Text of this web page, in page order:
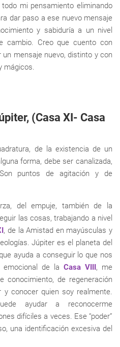
mi pensamiento eliminando
dar paso a ese nuevo mensaje
y sabiduría a un nivel
cambio. Creo que cuento con
mensaje nuevo, distinto y con
mágicos.
(Casa XI- Casa
de la existencia de un
forma, debe ser canalizada,
puntos de agitación y de
del empuje, también de la
las cosas, trabajando a nivel
, de la Amistad en mayúsculas y
Júpiter es el planeta del
ayuda a conseguir lo que nos
de la Casa VIII, me
conocimiento, de regeneración
y conocer quien soy realmente.
ayudar a reconocerme
difíciles a veces. Ese “poder”
una identificación excesiva del